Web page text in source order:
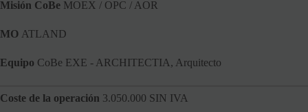
Misión CoBe MOEX / OPC / AOR
MO ATLAND
Equipo CoBe EXE - ARCHITECTIA, Arquitecto
Coste de la operación 3.050.000 SIN IVA